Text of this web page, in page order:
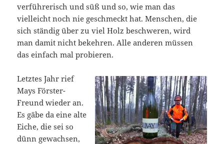
verführerisch und süß und so, wie man das
vielleicht noch nie geschmeckt hat. Menschen, die
sich ständig über zu viel Holz beschweren, wird
man damit nicht bekehren. Alle anderen müssen
das einfach mal probieren.
Letztes Jahr rief
Mays Förster-
Freund wieder an.
Es gäbe da eine alte
Eiche, die sei so
dünn gewachsen,